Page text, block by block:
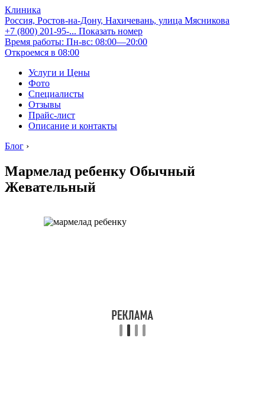
Клиника
Россия, Ростов-на-Дону, Нахичевань, улица Мясникова
+7 (800) 201-95-... Показать номер
Время работы: Пн-вс: 08:00—20:00
Откроемся в 08:00
Услуги и Цены
Фото
Специалисты
Отзывы
Прайс-лист
Описание и контакты
Блог ›
Мармелад ребенку Обычный
Жевательный